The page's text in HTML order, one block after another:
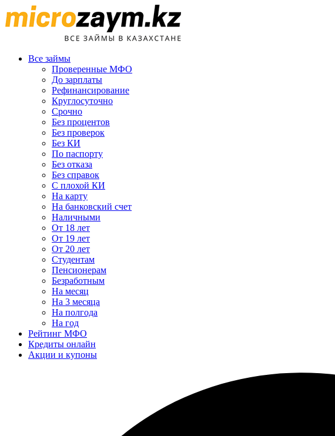
Все займы
Проверенные МФО
До зарплаты
Рефинансирование
Круглосуточно
Срочно
Без процентов
Без проверок
Без КИ
По паспорту
Без отказа
Без справок
С плохой КИ
На карту
На банковский счет
Наличными
От 18 лет
От 19 лет
От 20 лет
Студентам
Пенсионерам
Безработным
На месяц
На 3 месяца
На полгода
На год
Рейтинг МФО
Кредиты онлайн
Акции и купоны